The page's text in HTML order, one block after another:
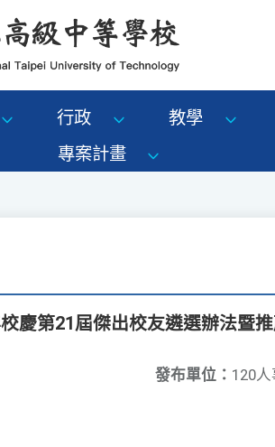
行政 教學
專案計畫
慶第21屆傑出校友遴選辦法暨推
發布單位： 120